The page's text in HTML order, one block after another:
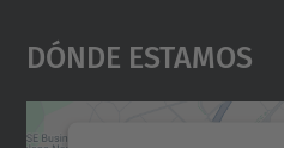
Dónde Estamos